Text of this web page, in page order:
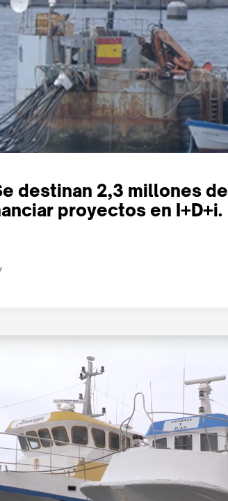
destinan 2,3 millones de
proyectos en I+D+i.